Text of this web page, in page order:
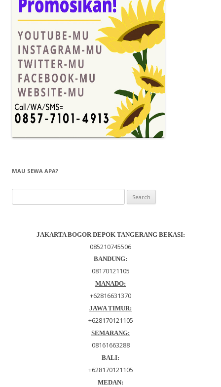
MAU SEWA APA?
for:
JAKARTA BOGOR DEPOK TANGERANG BEKASI:
085210745506
BANDUNG:
08170121105
MANADO:
+62816631370
JAWA TIMUR:
+628170121105
SEMARANG:
08161663288
BALI:
+628170121105
MEDAN: